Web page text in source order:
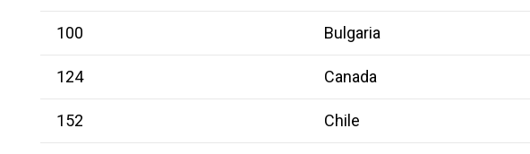
100 Bulgaria
124 Canada
152 Chile